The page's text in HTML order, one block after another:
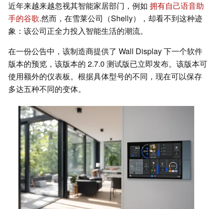
近年来越来越忽视其智能家居部门，例如 拥有自己语音助
手的谷歌.然而，在雪莱公司（Shelly），却看不到这种迹
象：该公司正全力投入智能生活的潮流。
在一份公告中，该制造商提供了 Wall Display 下一个软件
版本的预览，该版本的 2.7.0 测试版已立即发布。该版本可
使用额外的仪表板。根据具体型号的不同，现在可以保存
多达五种不同的变体。